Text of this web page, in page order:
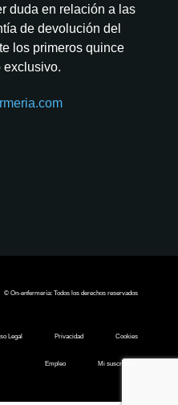
duda en relación a las
de devolución del
los primeros quince
exclusivo.
© On-enfermería: Todos los derechos reservados
Legal Privacidad Cookies
Empleo Mi suscripción